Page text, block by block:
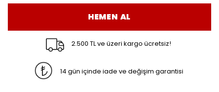
HEMEN AL
2.500 TL ve üzeri kargo ücretsiz!
14 gün içinde iade ve değişim garantisi